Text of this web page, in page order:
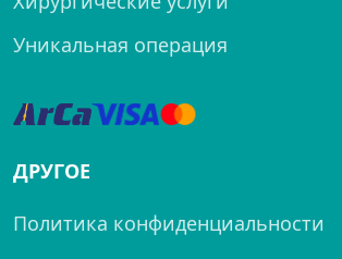
Уникальная операция
ДРУГОЕ
Политика конфиденциальности